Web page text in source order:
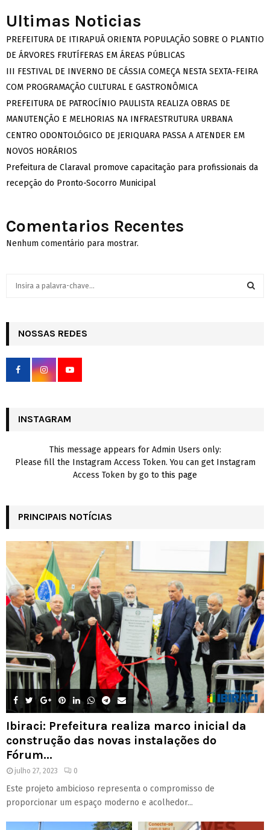
Ultimas Noticias
PREFEITURA DE ITIRAPUÃ ORIENTA POPULAÇÃO SOBRE O PLANTIO
DE ÁRVORES FRUTÍFERAS EM ÁREAS PÚBLICAS
III FESTIVAL DE INVERNO DE CÁSSIA COMEÇA NESTA SEXTA-FEIRA
COM PROGRAMAÇÃO CULTURAL E GASTRONÔMICA
PREFEITURA DE PATROCÍNIO PAULISTA REALIZA OBRAS DE
MANUTENÇÃO E MELHORIAS NA INFRAESTRUTURA URBANA
CENTRO ODONTOLÓGICO DE JERIQUARA PASSA A ATENDER EM
NOVOS HORÁRIOS
Prefeitura de Claraval promove capacitação para profissionais da
recepção do Pronto-Socorro Municipal
Comentarios Recentes
Nenhum comentário para mostrar.
h
f
r
NOSSAS REDES
INSTAGRAM
This message appears for Admin Users only:
Please fill the Instagram Access Token. You can get Instagram
Access Token by go to this page
PRINCIPAIS NOTÍCIAS
Ibiraci: Prefeitura realiza marco inicial da
construção das novas instalações do
Fórum...
julho 27, 2023 0
Este projeto ambicioso representa o compromisso de
proporcionar um espaço moderno e acolhedor...